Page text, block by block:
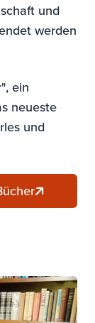
und
werden
ein
neueste
und